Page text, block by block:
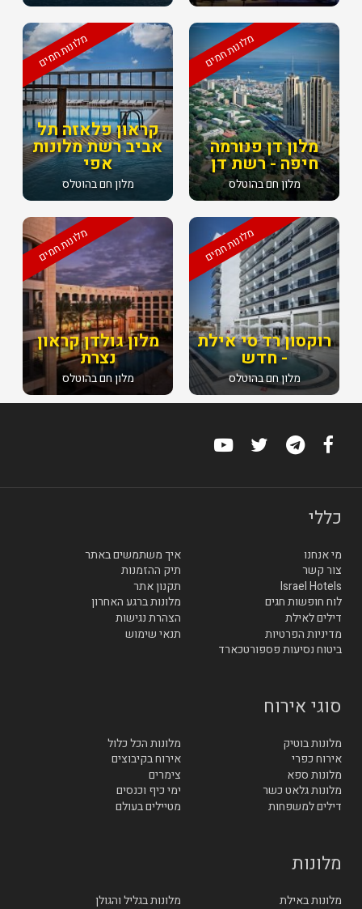
מלונות חמים
קראון פלאזה תל
אביב רשת מלונות
אפי
מלון חם בהוטלס
מלונות חמים
מלון דן פנורמה
חיפה - רשת דן
מלון חם בהוטלס
מלונות חמים
מלון גולדן קראון
נצרת
מלון חם בהוטלס
מלונות חמים
רוקסון רד סי אילת
- חדש
מלון חם בהוטלס
כללי
מי אנחנו
איך משתמשים באתר
צור קשר
תיק ההזמנות
Israel Hotels
תקנון אתר
לוח חופשות חגים
מלונות ברגע האחרון
דילים לאילת
הצהרת נגישות
מדיניות הפרטיות
תנאי שימוש
ביטוח נסיעות פספורטכארד
סוגי אירוח
מלונות בוטיק
מלונות הכל כלול
אירוח כפרי
אירוח בקיבוצים
מלונות ספא
צימרים
מלונות גלאט כשר
ימי כיף וכנסים
דילים למשפחות
מטיילים בעולם
מלונות
מלונות באילת
מלונות בגליל והגולן